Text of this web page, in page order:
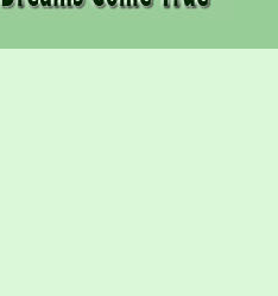
Firmen & Links